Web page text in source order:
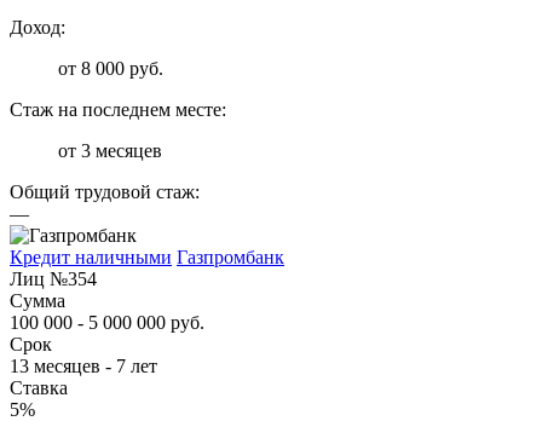
Доход:
от 8 000 руб.
Стаж на последнем месте:
от 3 месяцев
Общий трудовой стаж:
—
Кредит наличными Газпромбанк
Лиц №354
Сумма
100 000 - 5 000 000 руб.
Срок
13 месяцев - 7 лет
Ставка
5%